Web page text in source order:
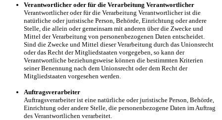
Verantwortlicher oder für die Verarbeitung Verantwortlicher
Verantwortlicher oder für die Verarbeitung Verantwortlicher ist die
natürliche oder juristische Person, Behörde, Einrichtung oder andere
Stelle, die allein oder gemeinsam mit anderen über die Zwecke und
Mittel der Verarbeitung von personenbezogenen Daten entscheidet.
Sind die Zwecke und Mittel dieser Verarbeitung durch das Unionsrecht
oder das Recht der Mitgliedstaaten vorgegeben, so kann der
Verantwortliche beziehungsweise können die bestimmten Kriterien
seiner Benennung nach dem Unionsrecht oder dem Recht der
Mitgliedstaaten vorgesehen werden.
Auftragsverarbeiter
Auftragsverarbeiter ist eine natürliche oder juristische Person, Behörde,
Einrichtung oder andere Stelle, die personenbezogene Daten im Auftrag
des Verantwortlichen verarbeitet.